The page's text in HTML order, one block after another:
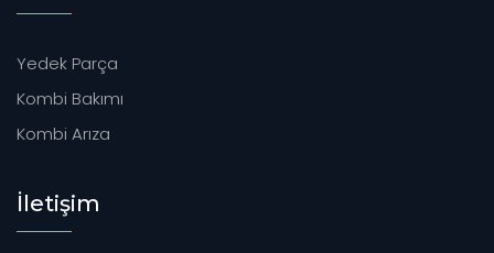
Yedek Parça
Kombi Bakımı
Kombi Arıza
İletişim